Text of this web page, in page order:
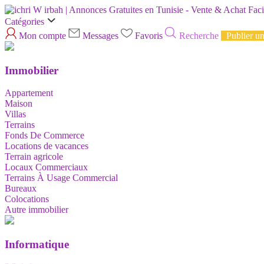
Catégories
Mon compte
Messages Favoris Recherche Publier
Immobilier
Appartement
Maison
Villas
Terrains
Fonds De Commerce
Locations de vacances
Terrain agricole
Locaux Commerciaux
Terrains À Usage Commercial
Bureaux
Colocations
Autre immobilier
Informatique